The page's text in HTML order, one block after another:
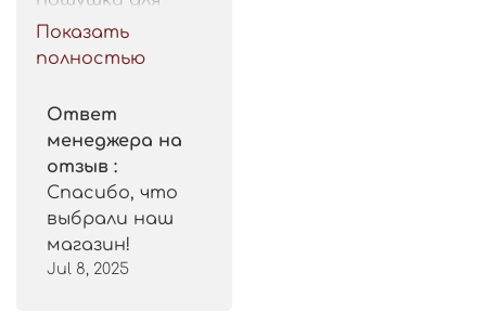
такой цены.
Рекомендую.
Показать
полностью
Ответ
менеджера на
отзыв :
Спасибо, что
выбрали наш
магазин!
Jul 8, 2025